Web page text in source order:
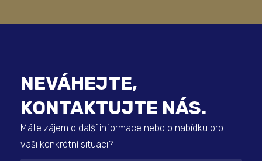
NEVÁHEJTE,
KONTAKTUJTE NÁS.
Máte zájem o další informace nebo o nabídku pro
vaši konkrétní situaci?